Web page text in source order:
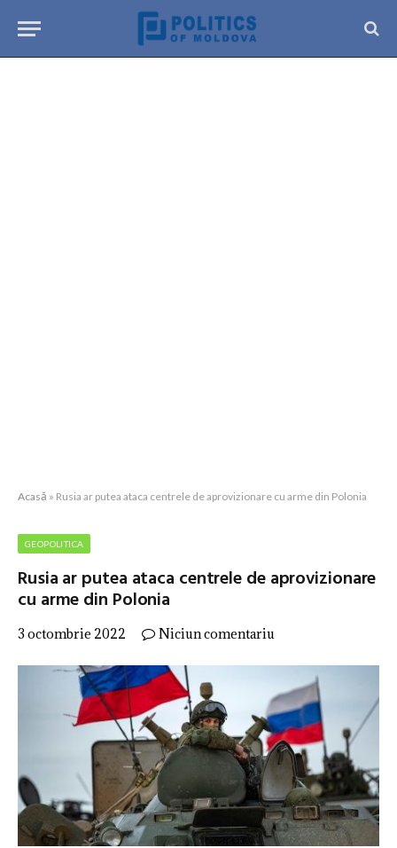
Acasă » Rusia ar putea ataca centrele de aprovizionare cu arme din Polonia
GEOPOLITICA
Rusia ar putea ataca centrele de aprovizionare
cu arme din Polonia
3 octombrie 2022 Niciun comentariu